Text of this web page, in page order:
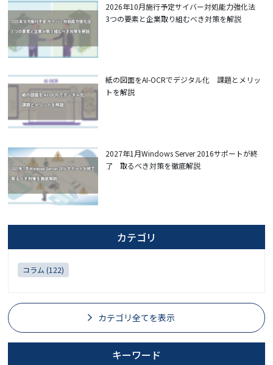
2026年10月施行予定サイバー対処能力強化法
3つの要素と企業取り組むべき対策を解説
紙の図面をAI-OCRでデジタル化 課題とメリッ
トを解説
2027年1月Windows Server 2016サポートが終
了 取るべき対策を徹底解説
カテゴリ
コラム (122)
カテゴリ全てを表示
キーワード